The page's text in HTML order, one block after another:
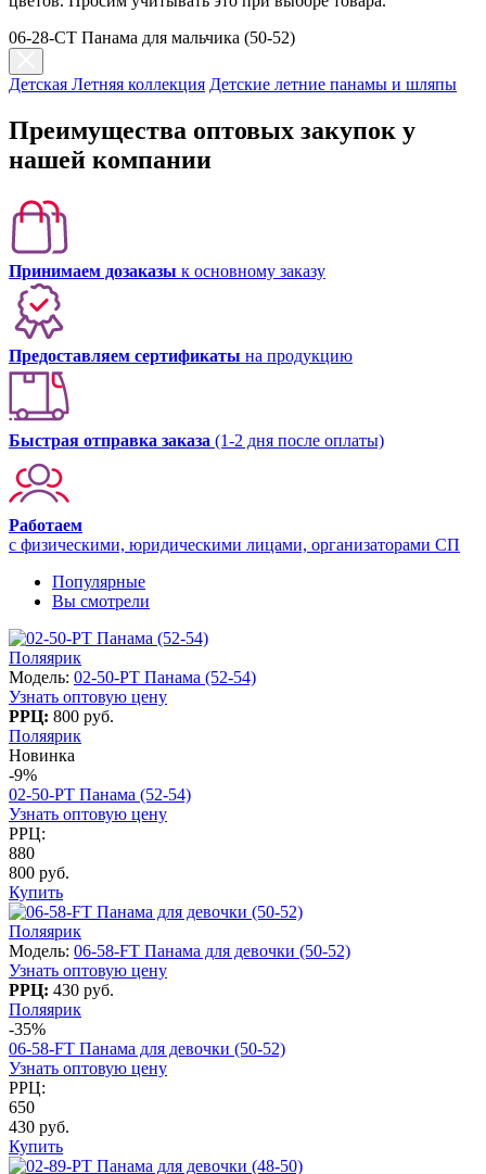
06-28-CT Панама для мальчика (50-52)
Детская Летняя коллекция Детские летние панамы и шляпы
Преимущества оптовых закупок у
нашей компании
Принимаем дозаказы к основному заказу
Предоставляем сертификаты на продукцию
Быстрая отправка заказа (1-2 дня после оплаты)
Работаем
с физическими, юридическими лицами, организаторами СП
Популярные
Вы смотрели
Поляярик
Модель: 02-50-PT Панама (52-54)
Узнать оптовую цену
РРЦ: 800 руб.
Поляярик
Новинка
-9%
02-50-PT Панама (52-54)
Узнать оптовую цену
РРЦ:
880
800 руб.
Купить
Поляярик
Модель: 06-58-FT Панама для девочки (50-52)
Узнать оптовую цену
РРЦ: 430 руб.
Поляярик
-35%
06-58-FT Панама для девочки (50-52)
Узнать оптовую цену
РРЦ:
650
430 руб.
Купить